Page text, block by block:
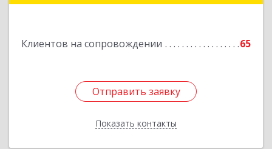
Клиентов на сопровождении 65
Отправить заявку
Показать контакты
Отправить заявку
Назад